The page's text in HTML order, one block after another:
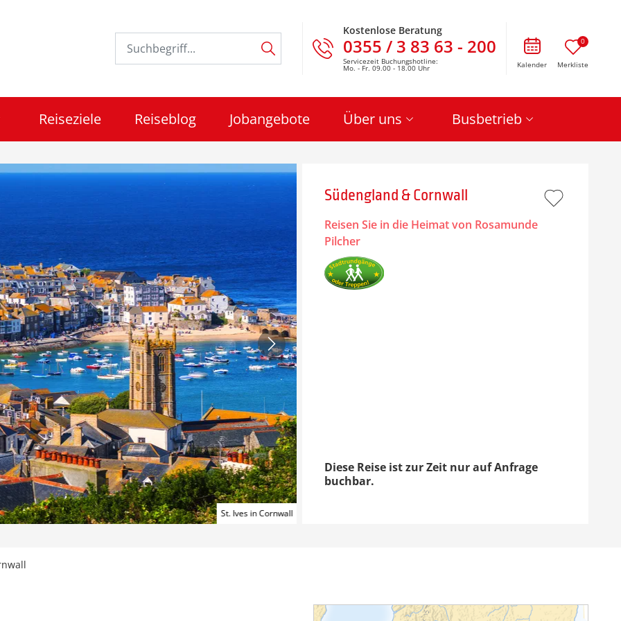
Kostenlose Beratung
0355 / 3 83 63 - 200
Servicezeit Buchungshotline:
Mo. - Fr. 09.00 - 18.00 Uhr Kalender
0
Merkliste
Reiseziele Reiseblog Jobangebote Über uns Busbetrieb
St. Ives in Cornwall
Südengland & Cornwall
Reisen Sie in die Heimat von Rosamunde
Pilcher
Diese Reise ist zur Zeit nur auf Anfrage
buchbar.